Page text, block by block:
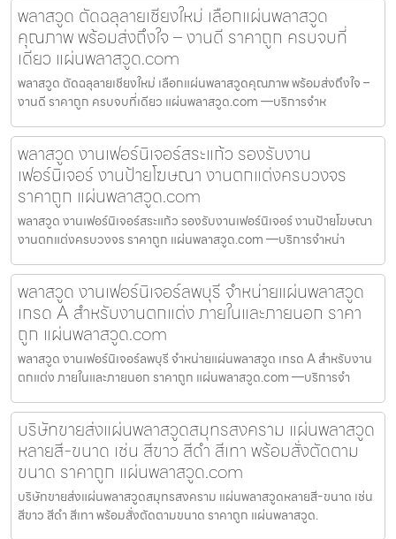
พลาสวูด ตัดฉลุลายเชียงใหม่ เลือกแผ่นพลาสวูด
คุณภาพ พร้อมส่งถึงใจ – งานดี ราคาถูก ครบจบที่
เดียว แผ่นพลาสวูด.com
พลาสวูด ตัดฉลุลายเชียงใหม่ เลือกแผ่นพลาสวูดคุณภาพ พร้อมส่งถึงใจ –
งานดี ราคาถูก ครบจบที่เดียว แผ่นพลาสวูด.com —บริการจำห
พลาสวูด งานเฟอร์นิเจอร์สระแก้ว รองรับงาน
เฟอร์นิเจอร์ งานป้ายโฆษณา งานตกแต่งครบวงจร
ราคาถูก แผ่นพลาสวูด.com
พลาสวูด งานเฟอร์นิเจอร์สระแก้ว รองรับงานเฟอร์นิเจอร์ งานป้ายโฆษณา
งานตกแต่งครบวงจร ราคาถูก แผ่นพลาสวูด.com —บริการจำหน่า
พลาสวูด งานเฟอร์นิเจอร์ลพบุรี จำหน่ายแผ่นพลาสวูด
เกรด A สำหรับงานตกแต่ง ภายในและภายนอก ราคา
ถูก แผ่นพลาสวูด.com
พลาสวูด งานเฟอร์นิเจอร์ลพบุรี จำหน่ายแผ่นพลาสวูด เกรด A สำหรับงาน
ตกแต่ง ภายในและภายนอก ราคาถูก แผ่นพลาสวูด.com —บริการจำ
บริษัทขายส่งแผ่นพลาสวูดสมุทรสงคราม แผ่นพลาสวูด
หลายสี-ขนาด เช่น สีขาว สีดำ สีเทา พร้อมสั่งตัดตาม
ขนาด ราคาถูก แผ่นพลาสวูด.com
บริษัทขายส่งแผ่นพลาสวูดสมุทรสงคราม แผ่นพลาสวูดหลายสี-ขนาด เช่น
สีขาว สีดำ สีเทา พร้อมสั่งตัดตามขนาด ราคาถูก แผ่นพลาสวูด.